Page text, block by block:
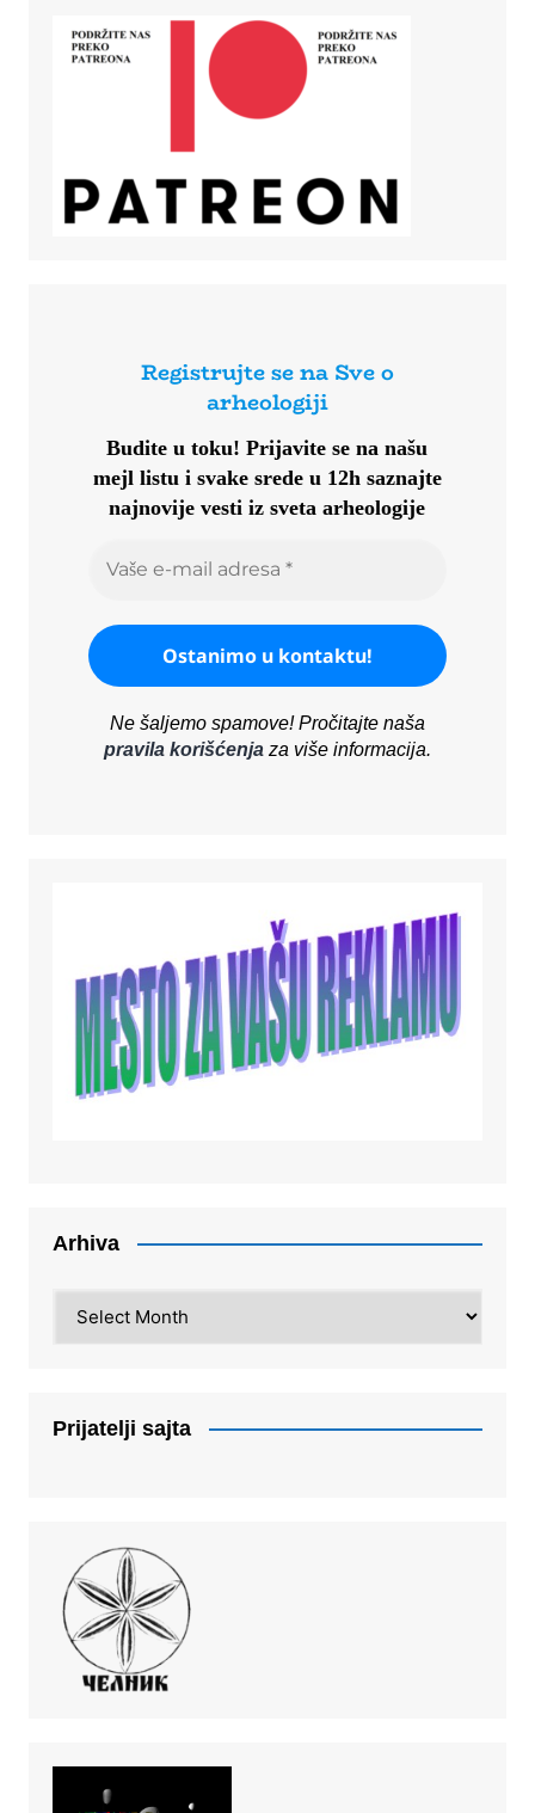
Registrujte se na Sve o
arheologiji
Budite u toku!Prijavite se na našu
mejl listu i svake srede u 12h saznajte
najnovije vesti iz sveta arheologije
Ne šaljemo spamove! Pročitajte naša
pravila korišćenjaza više informacija.
Arhiva
Prijatelji sajta